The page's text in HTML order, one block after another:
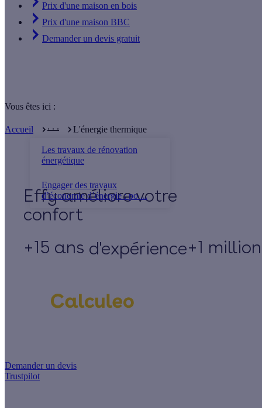
Prix d'une maison en bois
Prix d'une maison BBC
Demander un devis gratuit
Vous êtes ici :
Accueil . . .
Les travaux de rénovation
énergétique
Engager des travaux
d’économie d’énergie : po ...
L'énergie thermique
Effy
+15 ans d'expérience+1
Demander un devis
Trustpilot